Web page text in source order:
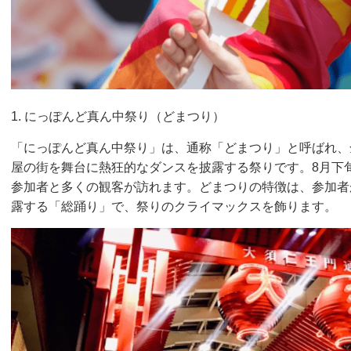
1. にっぽんど真ん中祭り（どまつり）
「にっぽんど真ん中祭り」は、通称「どまつり」と呼ばれ
屋の街を舞台に熱狂的なダンスを披露する祭りです。8月
参加者と多くの観客が訪れます。どまつりの特徴は、参加
露する「総踊り」で、祭りのクライマックスを飾ります。